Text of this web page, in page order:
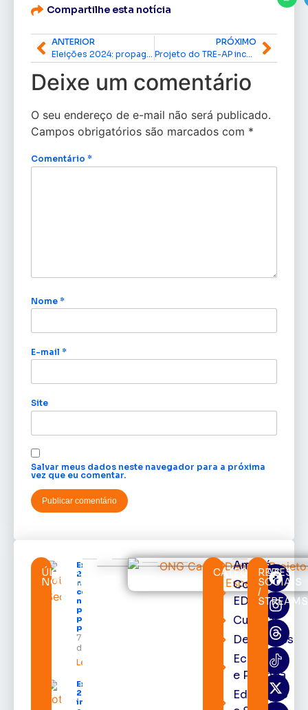
Compartilhe esta notícia
ANTERIOR
Eleições 2024: propaganda eleitoral em postes e medidores de energia é proibida e pode gerar multa, alerta CEA Equatorial
PRÓXIMO
Projeto do TRE-AP incentiva inclusão de mesários com deficiência
Deixe um comentário
O seu endereço de e-mail não será publicado.
Campos obrigatórios são marcados com *
Comentário *
Nome *
E-mail *
Site
Salvar meus dados neste navegador para a próxima
vez que eu comentar.
ÚLTIMAS
NOTÍCIAS
Expofeira
2026 começa
neste sábado
com shows,
negócios e
programação
para todos os
públicos
7 de agosto
de 2026
Leia mais »
Expofeira
2026
impulsiona
CATEGORIAS
Amapá
Cortes
EDcast
Cultura
Destaques
Economia
e Política
Educação
REDES
SOCIAIS
/
STREAMS